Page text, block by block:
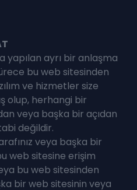
yapılan ayrı bir anlaşma
bu web sitesinden
ve hizmetler size
olup, herhangi bir
veya başka bir açıdan
değildir.
veya başka bir
web sitesine erişim
bu web sitesinden
bir web sitesinin veya